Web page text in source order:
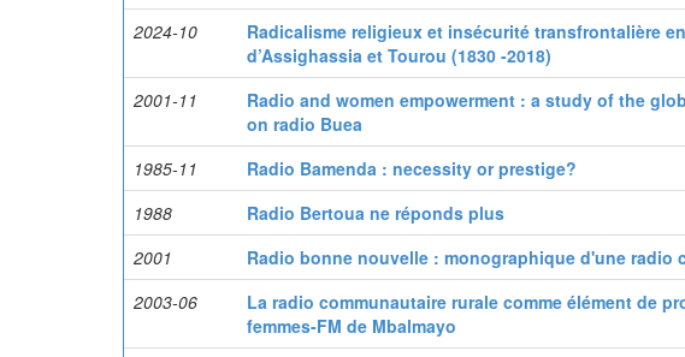
2024-10
Radicalisme religieux et insécurité transfrontalière
d’Assighassia et Tourou (1830 -2018)
2001-11
Radio and women empowerment : a study of the
on radio Buea
1985-11 Radio Bamenda : necessity or prestige?
1988
Radio Bertoua ne réponds plus
2001
Radio bonne nouvelle : monographique d'une radio
2003-06
La radio communautaire rurale comme élément de
femmes-FM de Mbalmayo